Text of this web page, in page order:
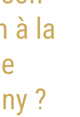
à la
?